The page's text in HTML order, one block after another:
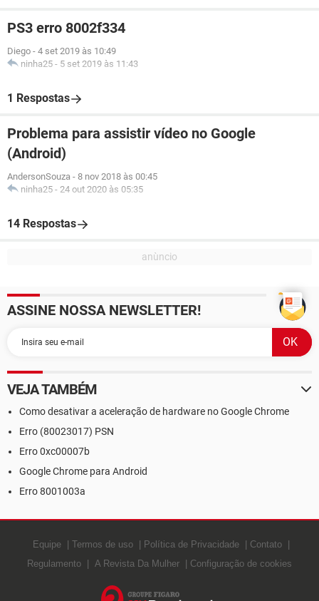
PS3 erro 8002f334
Diego - 4 set 2019 às 10:49
ninha25 - 5 set 2019 às 11:43
1 Respostas
Problema para assistir vídeo no Google
(Android)
AndersonSouza - 8 nov 2018 às 00:45
ninha25 - 24 out 2020 às 05:35
14 Respostas
ASSINE NOSSA NEWSLETTER!
VEJA TAMBÉM
Como desativar a aceleração de hardware no Google Chrome
Erro (80023017) PSN
Erro 0xc00007b
Google Chrome para Android
Erro 8001003a
Equipe Termos de uso Política de Privacidade
Contato
Regulamento
A Revista Da Mulher Configuração de cookies